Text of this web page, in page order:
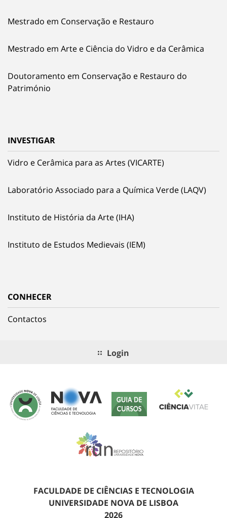
Mestrado em Conservação e Restauro
Mestrado em Arte e Ciência do Vidro e da Cerâmica
Doutoramento em Conservação e Restauro do
Património
INVESTIGAR
Vidro e Cerâmica para as Artes (VICARTE)
Laboratório Associado para a Química Verde (LAQV)
Instituto de História da Arte (IHA)
Instituto de Estudos Medievais (IEM)
CONHECER
Contactos
Login
FACULDADE DE CIÊNCIAS E TECNOLOGIA
UNIVERSIDADE NOVA DE LISBOA
2026